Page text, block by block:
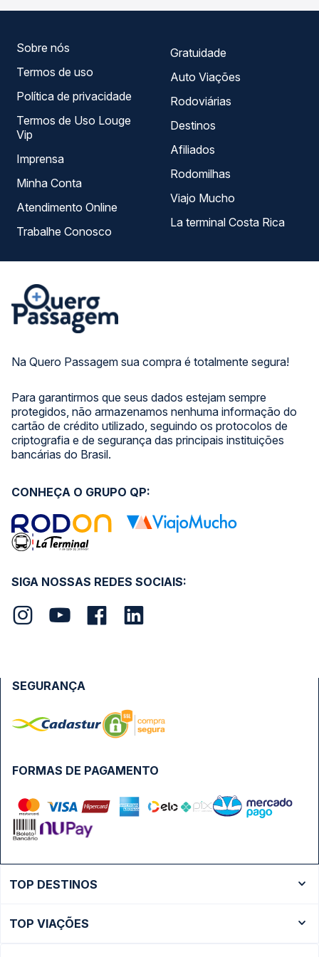
compara todas as opções — empresas, horários, tipos de
serviço e preços — em um só lugar e escolhe a que
melhor se encaixa na sua viagem.
Na Quero Passagem sua compra é totalmente segura!
Para garantirmos que seus dados estejam sempre
protegidos, não armazenamos nenhuma informação do
cartão de crédito utilizado, seguindo os protocolos de
criptografia e de segurança das principais instituições
bancárias do Brasil.
Sobre nós
Termos de uso
Política de privacidade
Termos de Uso Louge
Vip
Imprensa
Minha Conta
Atendimento Online
Trabalhe Conosco
Gratuidade
Auto Viações
Rodoviárias
Destinos
Afiliados
Rodomilhas
Viajo Mucho
La terminal Costa Rica
SIGA NOSSAS REDES SOCIAIS:
CONHEÇA O GRUPO QP:
FORMAS DE PAGAMENTO
SEGURANÇA
TOP DESTINOS
Ônibus São Paulo
TOP VIAÇÕES